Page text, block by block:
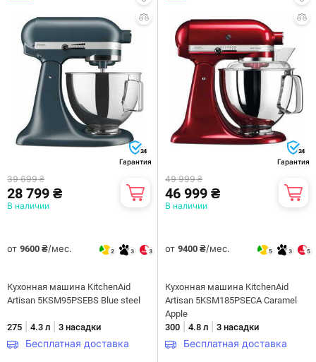
24
Гарантия
39 699 ₴
28 799 ₴
В наличии
от 9600 ₴/мес. 2 3 3
Кухонная машина KitchenAid
Artisan 5KSM95PSEBS Blue steel
275 4.3 л 3 насадки
Бесплатная доставка
24
Гарантия
49 999 ₴
46 999 ₴
В наличии
от 9400 ₴/мес. 5 3 5
Кухонная машина KitchenAid
Artisan 5KSM185PSECA Caramel
Apple
300
4.8 л 3 насадки
Бесплатная доставка